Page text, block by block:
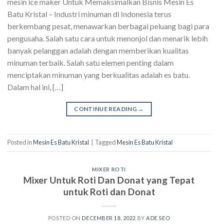
Batu Kristal – Industri minuman di Indonesia terus
berkembang pesat, menawarkan berbagai peluang bagi para
pengusaha. Salah satu cara untuk menonjol dan menarik lebih
banyak pelanggan adalah dengan memberikan kualitas
minuman terbaik. Salah satu elemen penting dalam
menciptakan minuman yang berkualitas adalah es batu.
Dalam hal ini, […]
CONTINUE READING →
Posted inMesin Es Batu Kristal TaggedMesin Es Batu Kristal
MIXER ROTI
Mixer Untuk Roti Dan Donat yang Tepat
untuk Roti dan Donat
POSTED ON DECEMBER 18, 2022 BYADE SEO